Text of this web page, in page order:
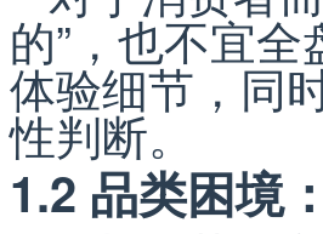
的”，也不宜
体验细节，同
性判断。
1.2 品类困境